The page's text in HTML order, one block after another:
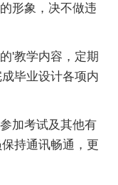
形象，决不做违
'教学内容，定期
毕业设计各项内
加考试及其他有
持通讯畅通，更